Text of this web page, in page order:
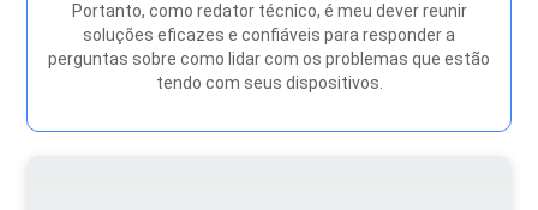
Portanto, como redator técnico, é meu dever reunir
soluções eficazes e confiáveis ​​para responder a
perguntas sobre como lidar com os problemas que estão
tendo com seus dispositivos.